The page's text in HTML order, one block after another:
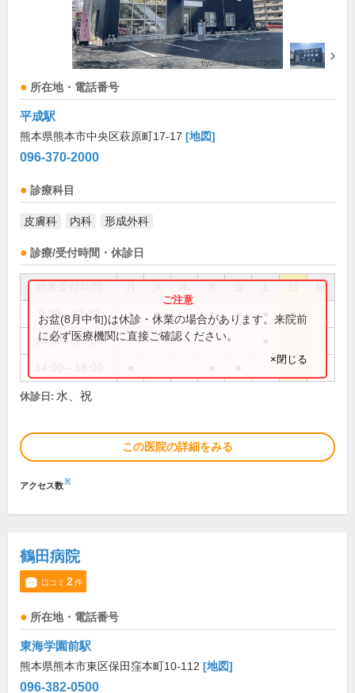
所在地・電話番号
平成駅
熊本県熊本市中央区萩原町17-17 [地図]
096-370-2000
診療科目
皮膚科 内科 形成外科
診療/受付時間・休診日
祝
9:30～12:30 ● ● ● ● ●
14:00～16:30
お盆(8月中旬)は休診・休業の場合があります。来院前
に必ず医療機関に直接ご確認ください。
×閉じる
休診日: 水、祝
この医院の詳細をみる
アクセス数※
鶴田病院
口コミ 2件
所在地・電話番号
東海学園前駅
熊本県熊本市東区保田窪本町10-112 [地図]
096-382-0500